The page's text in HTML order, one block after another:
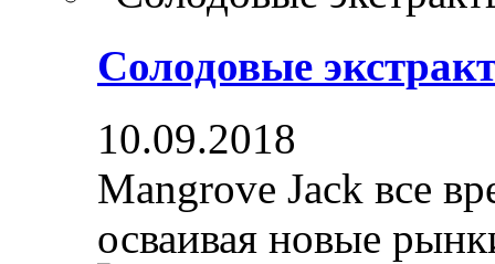
Солодовые
10.09.2018
Mangrove Jack все
осваивая новые